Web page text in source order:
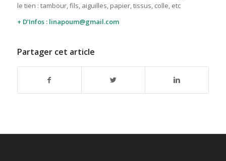
le tien : tambour, fils, aiguilles, papier, tissus, colle, etc
+ D’Infos : linapoum@gmail.com
Partager cet article